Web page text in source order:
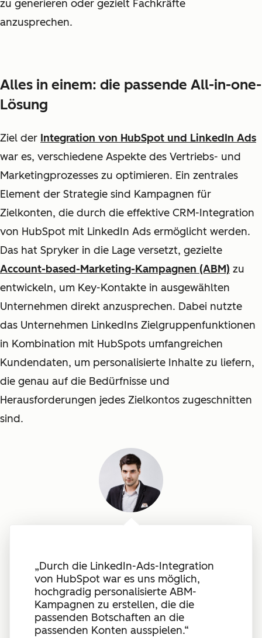
zu generieren oder gezielt Fachkräfte
anzusprechen.
Alles in einem: die passende All-in-one-
Lösung
Ziel der Integration von HubSpot und LinkedIn Ads
war es, verschiedene Aspekte des Vertriebs- und
Marketingprozesses zu optimieren. Ein zentrales
Element der Strategie sind Kampagnen für
Zielkonten, die durch die effektive CRM-Integration
von HubSpot mit LinkedIn Ads ermöglicht werden.
Das hat Spryker in die Lage versetzt, gezielte
Account-based-Marketing-Kampagnen (ABM) zu
entwickeln, um Key-Kontakte in ausgewählten
Unternehmen direkt anzusprechen. Dabei nutzte
das Unternehmen LinkedIns Zielgruppenfunktionen
in Kombination mit HubSpots umfangreichen
Kundendaten, um personalisierte Inhalte zu liefern,
die genau auf die Bedürfnisse und
Herausforderungen jedes Zielkontos zugeschnitten
sind.
„Durch die LinkedIn-Ads-Integration
von HubSpot war es uns möglich,
hochgradig personalisierte ABM-
Kampagnen zu erstellen, die die
passenden Botschaften an die
passenden Konten ausspielen.“